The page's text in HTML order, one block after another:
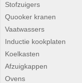
Stofzuigers
Quooker kranen
Vaatwassers
Inductie kookplaten
Koelkasten
Afzuigkappen
Ovens